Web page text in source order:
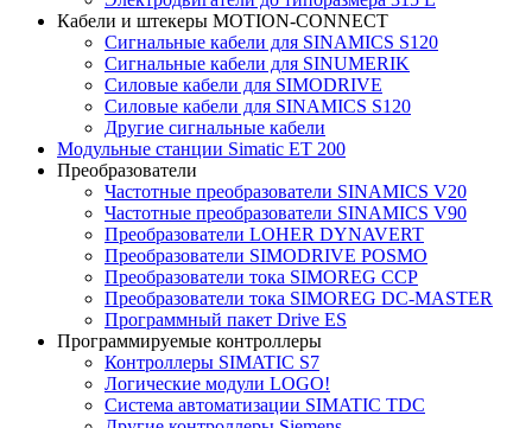
Кабели и штекеры MOTION-CONNECT
Сигнальные кабели для SINAMICS S120
Сигнальные кабели для SINUMERIK
Силовые кабели для SIMODRIVE
Силовые кабели для SINAMICS S120
Другие сигнальные кабели
Модульные станции Simatic ET 200
Преобразователи
Частотные преобразователи SINAMICS V20
Частотные преобразователи SINAMICS V90
Преобразователи LOHER DYNAVERT
Преобразователи SIMODRIVE POSMO
Преобразователи тока SIMOREG CCP
Преобразователи тока SIMOREG DC-MASTER
Программный пакет Drive ES
Программируемые контроллеры
Контроллеры SIMATIC S7
Логические модули LOGO!
Система автоматизации SIMATIC TDC